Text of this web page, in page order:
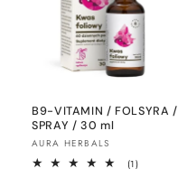
B9-VITAMIN / FOLSYRA /
SPRAY / 30 ml
Säljare:
AURA HERBALS
(1)1